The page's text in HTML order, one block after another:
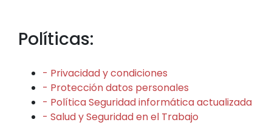
Políticas:
- Privacidad y condiciones
- Protección datos personales
- Política Seguridad informática actualizada
- Salud y Seguridad en el Trabajo